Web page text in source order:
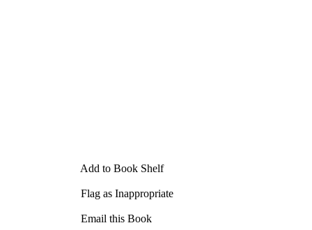
Add to Book Shelf
Flag as Inappropriate
Email this Book